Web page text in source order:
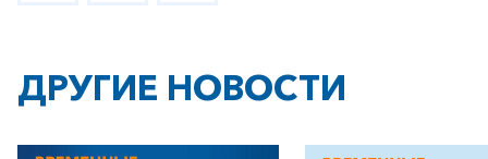
ДРУГИЕ НОВОСТИ